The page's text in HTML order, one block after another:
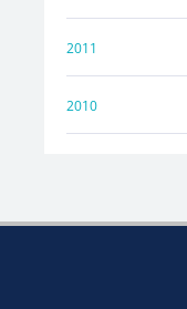
2011
2010